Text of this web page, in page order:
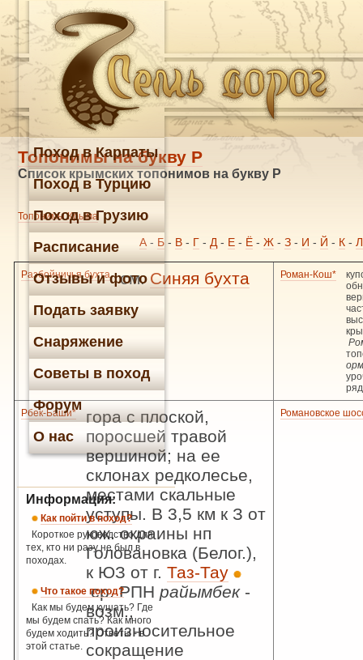
Топонимы на букву Р
Список крымских топонимов на букву Р
Топонимы Крыма
А - Б - В - Г - Д - Е - Ё - Ж - З - И - Й - К - Л
Разбойничья бухта см.Синяя бухта Роман-Кош*
Рбек-Баши*
гора с плоской,
поросшей травой
вершиной; на ее
склонах редколесье,
местами скальные
уступы. В 3,5 км к З от
юж. окраины нп
Головановка (Белог.),
к ЮЗ от г. Таз-Тау
ср. РПН райымбек-
возм.,
произносительное
сокращение
Романовское
Поход в Карпаты
Поход в Турцию
Поход в Грузию
Расписание
Отзывы и фото
Подать заявку
Снаряжение
Советы в поход
Форум
О нас
Информация:
Как пойти в поход?
Короткое руководство для
тех, кто ни разу не был в
походах.
Что такое поход?
Как мы будем кушать? Где
мы будем спать? Как много
будем ходить? Ответы - в
этой статье.